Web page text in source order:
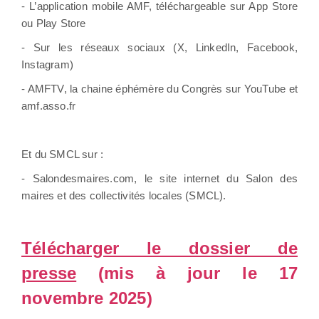
- L’application mobile AMF, téléchargeable sur App Store
ou Play Store
- Sur les réseaux sociaux (X, LinkedIn, Facebook,
Instagram)
- AMFTV, la chaine éphémère du Congrès sur YouTube et
amf.asso.fr
Et du SMCL sur :
- Salondesmaires.com, le site internet du Salon des
maires et des collectivités locales (SMCL).
Télécharger le dossier de
presse (mis à jour le 17
novembre 2025)